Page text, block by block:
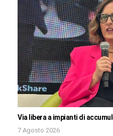
Via libera a impianti di
7 Agosto 2026